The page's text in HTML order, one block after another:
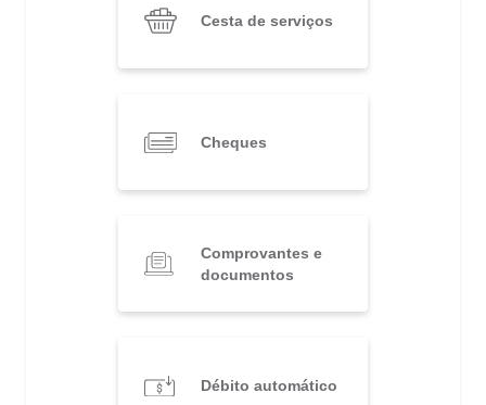
Cesta de serviços
Cheques
Comprovantes e
documentos
Débito automático